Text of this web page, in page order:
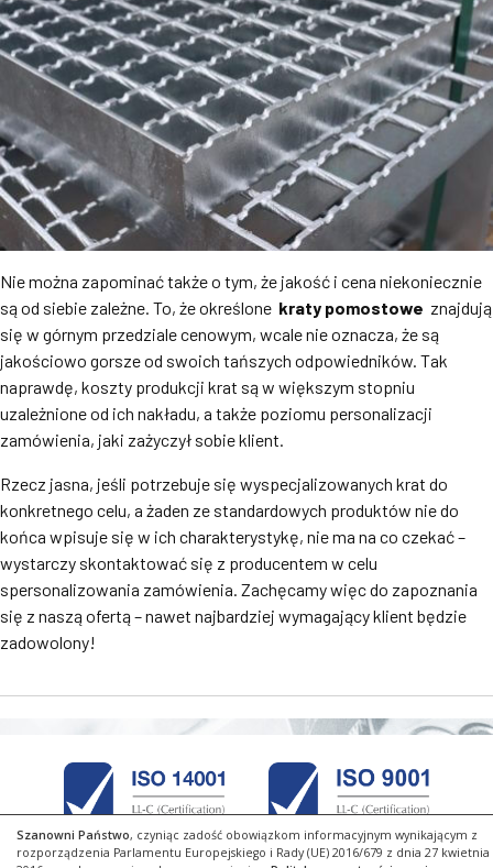
Szanowni Państwo, czyniąc zadość obowiązkom informacyjnym wynikającym z
rozporządzenia Parlamentu Europejskiego i Rady (UE) 2016/679 z dnia 27 kwietnia
Nie można zapominać także o tym, że jakość i cena niekoniecznie
są od siebie zależne. To, że określone kraty pomostowe znajdują
się w górnym przedziale cenowym, wcale nie oznacza, że są
jakościowo gorsze od swoich tańszych odpowiedników. Tak
naprawdę, koszty produkcji krat są w większym stopniu
uzależnione od ich nakładu, a także poziomu personalizacji
zamówienia, jaki zażyczył sobie klient.
Rzecz jasna, jeśli potrzebuje się wyspecjalizowanych krat do
konkretnego celu, a żaden ze standardowych produktów nie do
końca wpisuje się w ich charakterystykę, nie ma na co czekać –
wystarczy skontaktować się z producentem w celu
spersonalizowania zamówienia. Zachęcamy więc do zapoznania
się z naszą ofertą – nawet najbardziej wymagający klient będzie
zadowolony!